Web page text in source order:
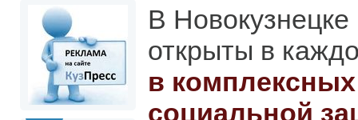
В
открыты в
в
социальной